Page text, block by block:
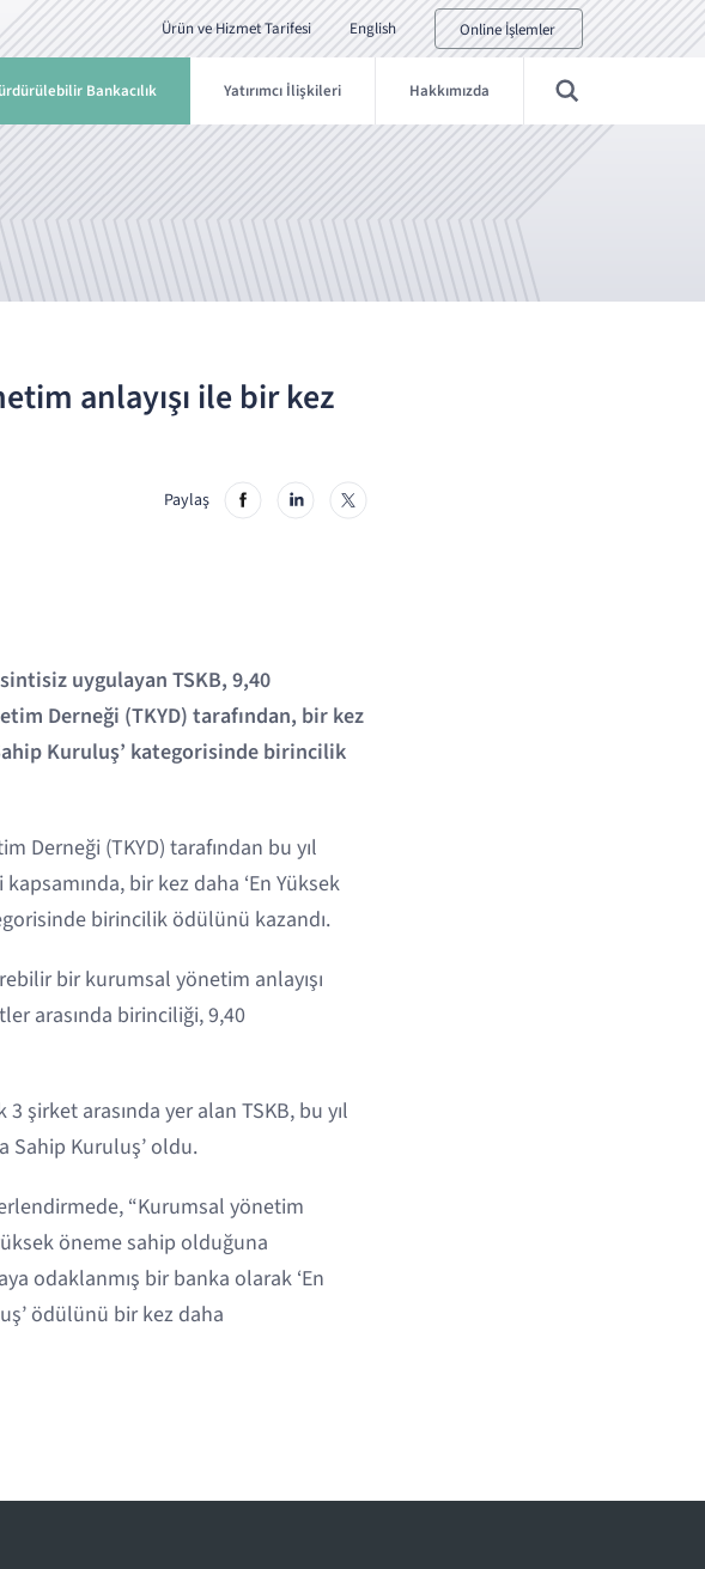
Ürün ve Hizmet Tarifesi English Online İşlemler
Bankacılık Yatırımcı İlişkileri Hakkımızda
anlayışı ile bir kez
Paylaş
uygulayan TSKB, 9,40
Derneği (TKYD) tarafından, bir kez
Kuruluş’ kategorisinde birincilik
Derneği (TKYD) tarafından bu yıl
bir kez daha ‘En Yüksek
birincilik ödülünü kazandı.
bir kurumsal yönetim anlayışı
arasında birinciliği, 9,40
şirket arasında yer alan TSKB, bu yıl
Sahip Kuruluş’ oldu.
“Kurumsal yönetim
öneme sahip olduğuna
odaklanmış bir banka olarak ‘En
ödülünü bir kez daha